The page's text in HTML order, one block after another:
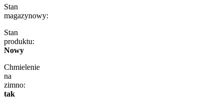
Stan
magazynowy:
Stan
produktu:
Nowy
Chmielenie
na
zimno:
tak